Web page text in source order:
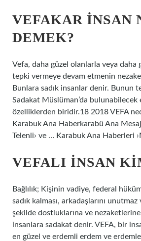
VEFAKAR INSAN
DEMEK?
Vefa, daha güzel olanlarla veya daha
tepki vermeye devam etmenin
Bunlara sadık insanlar denir. Bunun
Sadakat Müslüman’da bulunabilecek
özelliklerden biridir.18 2018 VEFA
Karabuk Ana Haberkarabü Ana
Telenli› ve … Karabuk Ana Haberleri
VEFALI INSAN
Bağlılık; Kişinin vadiye, federal
sadık kalması, arkadaşlarını
şekilde dostluklarına ve
insanlara sadakat denir. VEFA, bir
en güzel ve erdemli erdem ve